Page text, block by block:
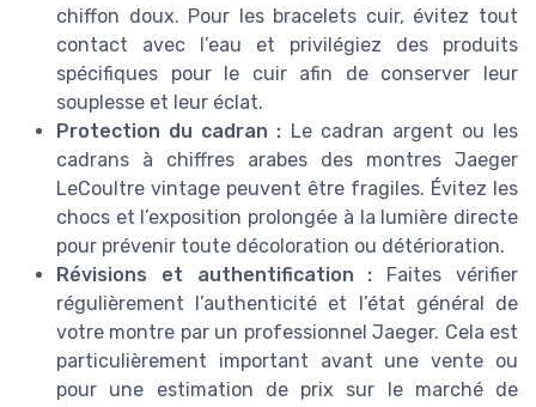
chiffon doux. Pour les bracelets cuir, évitez tout
contact avec l’eau et privilégiez des produits
spécifiques pour le cuir afin de conserver leur
souplesse et leur éclat.
Protection du cadran : Le cadran argent ou les
cadrans à chiffres arabes des montres Jaeger
LeCoultre vintage peuvent être fragiles. Évitez les
chocs et l’exposition prolongée à la lumière directe
pour prévenir toute décoloration ou détérioration.
Révisions et authentification : Faites vérifier
régulièrement l’authenticité et l’état général de
votre montre par un professionnel Jaeger. Cela est
particulièrement important avant une vente ou
pour une estimation de prix sur le marché de